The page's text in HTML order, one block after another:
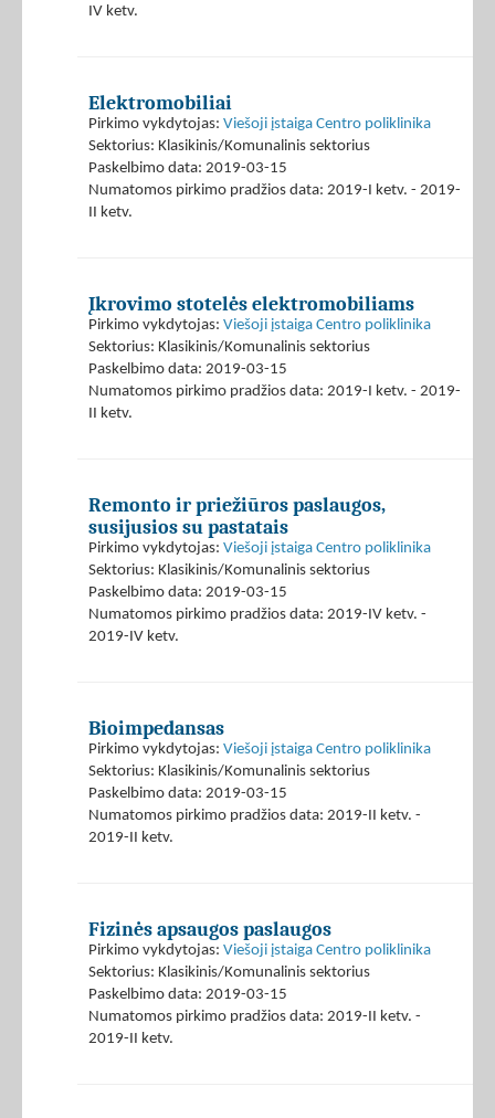
IV ketv.
Elektromobiliai
Pirkimo vykdytojas: Viešoji įstaiga Centro poliklinika
Sektorius: Klasikinis/Komunalinis sektorius
Paskelbimo data: 2019-03-15
Numatomos pirkimo pradžios data: 2019-I ketv. - 2019-
II ketv.
Įkrovimo stotelės elektromobiliams
Pirkimo vykdytojas: Viešoji įstaiga Centro poliklinika
Sektorius: Klasikinis/Komunalinis sektorius
Paskelbimo data: 2019-03-15
Numatomos pirkimo pradžios data: 2019-I ketv. - 2019-
II ketv.
Remonto ir priežiūros paslaugos,
susijusios su pastatais
Pirkimo vykdytojas: Viešoji įstaiga Centro poliklinika
Sektorius: Klasikinis/Komunalinis sektorius
Paskelbimo data: 2019-03-15
Numatomos pirkimo pradžios data: 2019-IV ketv. -
2019-IV ketv.
Bioimpedansas
Pirkimo vykdytojas: Viešoji įstaiga Centro poliklinika
Sektorius: Klasikinis/Komunalinis sektorius
Paskelbimo data: 2019-03-15
Numatomos pirkimo pradžios data: 2019-II ketv. -
2019-II ketv.
Fizinės apsaugos paslaugos
Pirkimo vykdytojas: Viešoji įstaiga Centro poliklinika
Sektorius: Klasikinis/Komunalinis sektorius
Paskelbimo data: 2019-03-15
Numatomos pirkimo pradžios data: 2019-II ketv. -
2019-II ketv.